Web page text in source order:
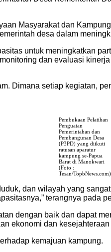
Masyarakat dan
desa dalam
untuk meningkatkan
dan evaluasi
Dimana setiap kegiatan,
Pembukaan Pelatihan
Penguatan
Pemerintahan dan
Pembangunan Desa
(P3PD) yang diikuti
ratusan aparatur
kampung se-Papua
Barat di Manokwari
(Foto :
Tesan/TopbNews.com)
dan wilayah yang
terangnya pada
dengan baik dan dapat
ekonomi dan kesejahteraan
kemajuan kampung.